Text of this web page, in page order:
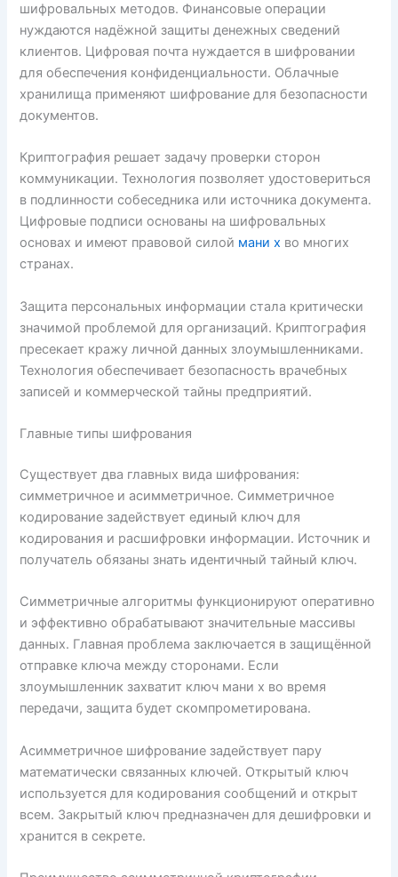
шифровальных методов. Финансовые операции
нуждаются надёжной защиты денежных сведений
клиентов. Цифровая почта нуждается в шифровании
для обеспечения конфиденциальности. Облачные
хранилища применяют шифрование для безопасности
документов.
Криптография решает задачу проверки сторон
коммуникации. Технология позволяет удостовериться
в подлинности собеседника или источника документа.
Цифровые подписи основаны на шифровальных
основах и имеют правовой силой мани х во многих
странах.
Защита персональных информации стала критически
значимой проблемой для организаций. Криптография
пресекает кражу личной данных злоумышленниками.
Технология обеспечивает безопасность врачебных
записей и коммерческой тайны предприятий.
Главные типы шифрования
Существует два главных вида шифрования:
симметричное и асимметричное. Симметричное
кодирование задействует единый ключ для
кодирования и расшифровки информации. Источник и
получатель обязаны знать идентичный тайный ключ.
Симметричные алгоритмы функционируют оперативно
и эффективно обрабатывают значительные массивы
данных. Главная проблема заключается в защищённой
отправке ключа между сторонами. Если
злоумышленник захватит ключ мани х во время
передачи, защита будет скомпрометирована.
Асимметричное шифрование задействует пару
математически связанных ключей. Открытый ключ
используется для кодирования сообщений и открыт
всем. Закрытый ключ предназначен для дешифровки и
хранится в секрете.